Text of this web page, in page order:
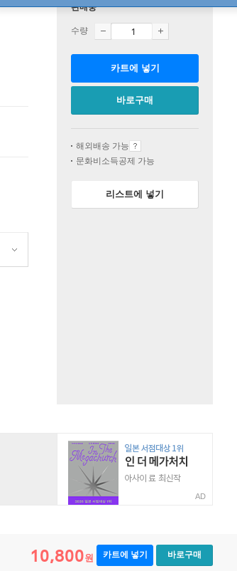
판매중
수량
카트에 넣기
바로구매
해외배송 가능
문화비소득공제 가능
리스트에 넣기
AD
10,800원 카트에 넣기 바로구매